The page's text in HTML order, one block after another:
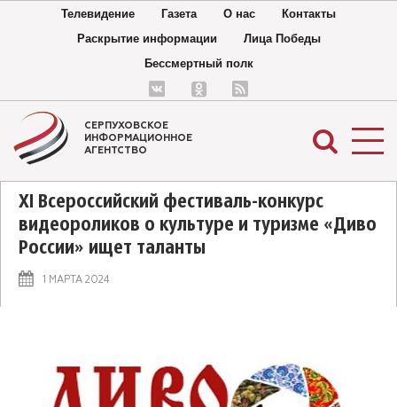
Телевидение Газета О нас
Контакты
Раскрытие информации
Лица Победы
Бессмертный полк
СЕРПУХОВСКОЕ
ИНФОРМАЦИОННОЕ
АГЕНТСТВО
XI Всероссийский фестиваль-конкурс
видеороликов о культуре и туризме «Диво
России» ищет таланты
1 МАРТА 2024